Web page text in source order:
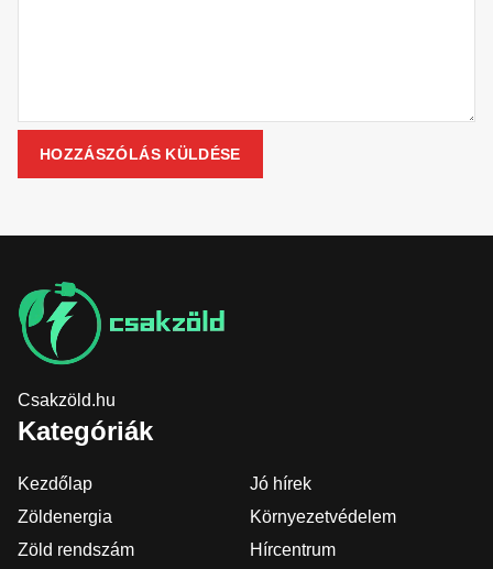
Csakzöld.hu
Kategóriák
Kezdőlap
Jó hírek
Zöldenergia
Környezetvédelem
Zöld rendszám
Hírcentrum